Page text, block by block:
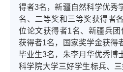
得者3名，新疆自然科学优秀
名、二等奖和三等奖获得者
位论文获得者1名、新疆兵
获得者1名，国家奖学金获得
毕业生3名，朱李月华优秀博
科学院大学三好学生标兵、